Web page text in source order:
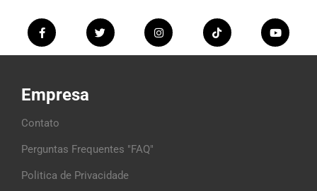
Empresa
Contato
Perguntas Frequentes "FAQ"
Politica de Privacidade